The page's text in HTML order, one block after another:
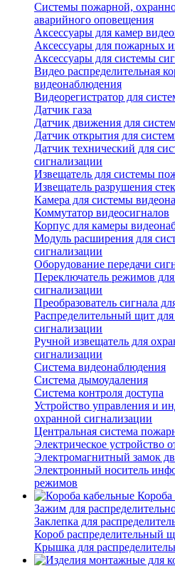
Системы пожарной,
аварийного оповещения
Аксессуары для камер
Аксессуары для пожарных
Аксессуары для системы
Видео распределительная
видеонаблюдения
Видеорегистратор для
Датчик газа
Датчик движения для
Датчик открытия для
Датчик технический для
сигнализации
Извещатель для системы
Извещатель разрушения
Камера для системы
Коммутатор видеосигналов
Корпус для камеры
Модуль расширения для
сигнализации
Оборудование передачи
Переключатель режимов
сигнализации
Преобразователь сигнала
Распределительный щит
сигнализации
Ручной извещатель для
сигнализации
Система видеонаблюдения
Система дымоудаления
Система контроля доступа
Устройство управления и
охранной сигнализации
Центральная система
Электрическое устройство
Электромагнитный замок
Электронный носитель
режимов
Короба
Зажим для
Заклепка для
Короб распределительный
Крышка для